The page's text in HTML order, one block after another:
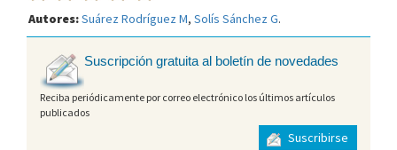
Autores:Suárez Rodríguez M, Solís Sánchez G.
Suscripción gratuita al boletín de novedades
Reciba periódicamente por correo electrónico los últimos artículos
publicados
Suscribirse